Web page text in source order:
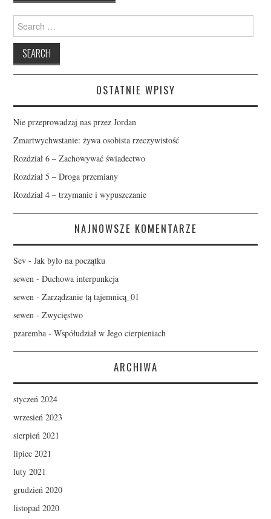
Search
for:
OSTATNIE WPISY
Nie przeprowadzaj nas przez Jordan
Zmartwychwstanie: żywa osobista rzeczywistość
Rozdział 6 – Zachowywać świadectwo
Rozdział 5 – Droga przemiany
Rozdział 4 – trzymanie i wypuszczanie
NAJNOWSZE KOMENTARZE
Sev -Jak było na początku
sewen -Duchowa interpunkcja
sewen -Zarządzanie tą tajemnicą_01
sewen -Zwycięstwo
pzaremba -Współudział w Jego cierpieniach
ARCHIWA
styczeń 2024
wrzesień 2023
sierpień 2021
lipiec 2021
luty 2021
grudzień 2020
listopad 2020